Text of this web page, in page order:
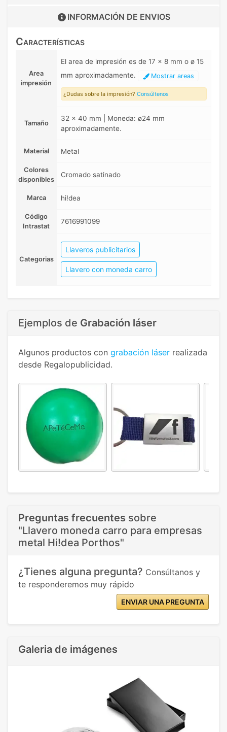
INFORMACIÓN DE ENVIOS
Características
Area
impresión
El area de impresión es de 17 x 8 mm o ø 15
mm aproximadamente.
Mostrar areas
¿Dudas sobre la impresión? Consúltenos
Tamaño
32 x 40 mm | Moneda: ø24 mm
aproximadamente.
Material Metal
Colores
disponibles
Cromado satinado
Marca hi!dea
Código
Intrastat
7616991099
Categorias
Llaveros publicitarios
Llavero con moneda carro
Ejemplos de Grabación láser
Algunos productos con grabación láser realizada
desde Regalopublicidad.
Preguntas frecuentes sobre
"Llavero moneda carro para empresas
metal Hi!dea Porthos"
¿Tienes alguna pregunta? Consúltanos y
te responderemos muy rápido
ENVIAR UNA PREGUNTA
Galeria de imágenes